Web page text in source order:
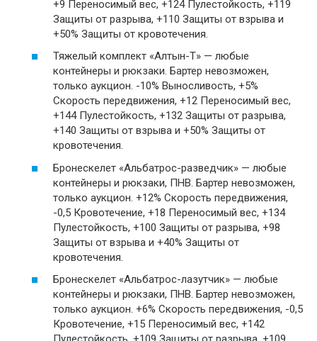
+9 Переносимый вес, +124 Пулестойкость, +119
Защиты от разрыва, +110 Защиты от взрыва и
+50% Защиты от кровотечения.
Тяжелый комплект «Алтын-Т» — любые
контейнеры и рюкзаки. Бартер невозможен,
только аукцион. -10% Выносливость, +5%
Скорость передвижения, +12 Переносимый вес,
+144 Пулестойкость, +132 Защиты от разрыва,
+140 Защиты от взрыва и +50% Защиты от
кровотечения.
Бронескелет «Альбатрос-разведчик» — любые
контейнеры и рюкзаки, ПНВ. Бартер невозможен,
только аукцион. +12% Скорость передвижения,
-0,5 Кровотечение, +18 Переносимый вес, +134
Пулестойкость, +100 Защиты от разрыва, +98
Защиты от взрыва и +40% Защиты от
кровотечения.
Бронескелет «Альбатрос-лазутчик» — любые
контейнеры и рюкзаки, ПНВ. Бартер невозможен,
только аукцион. +6% Скорость передвижения, -0,5
Кровотечение, +15 Переносимый вес, +142